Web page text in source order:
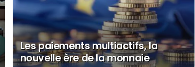
Les paiements multiactifs, la
nouvelle ère de la monnaie